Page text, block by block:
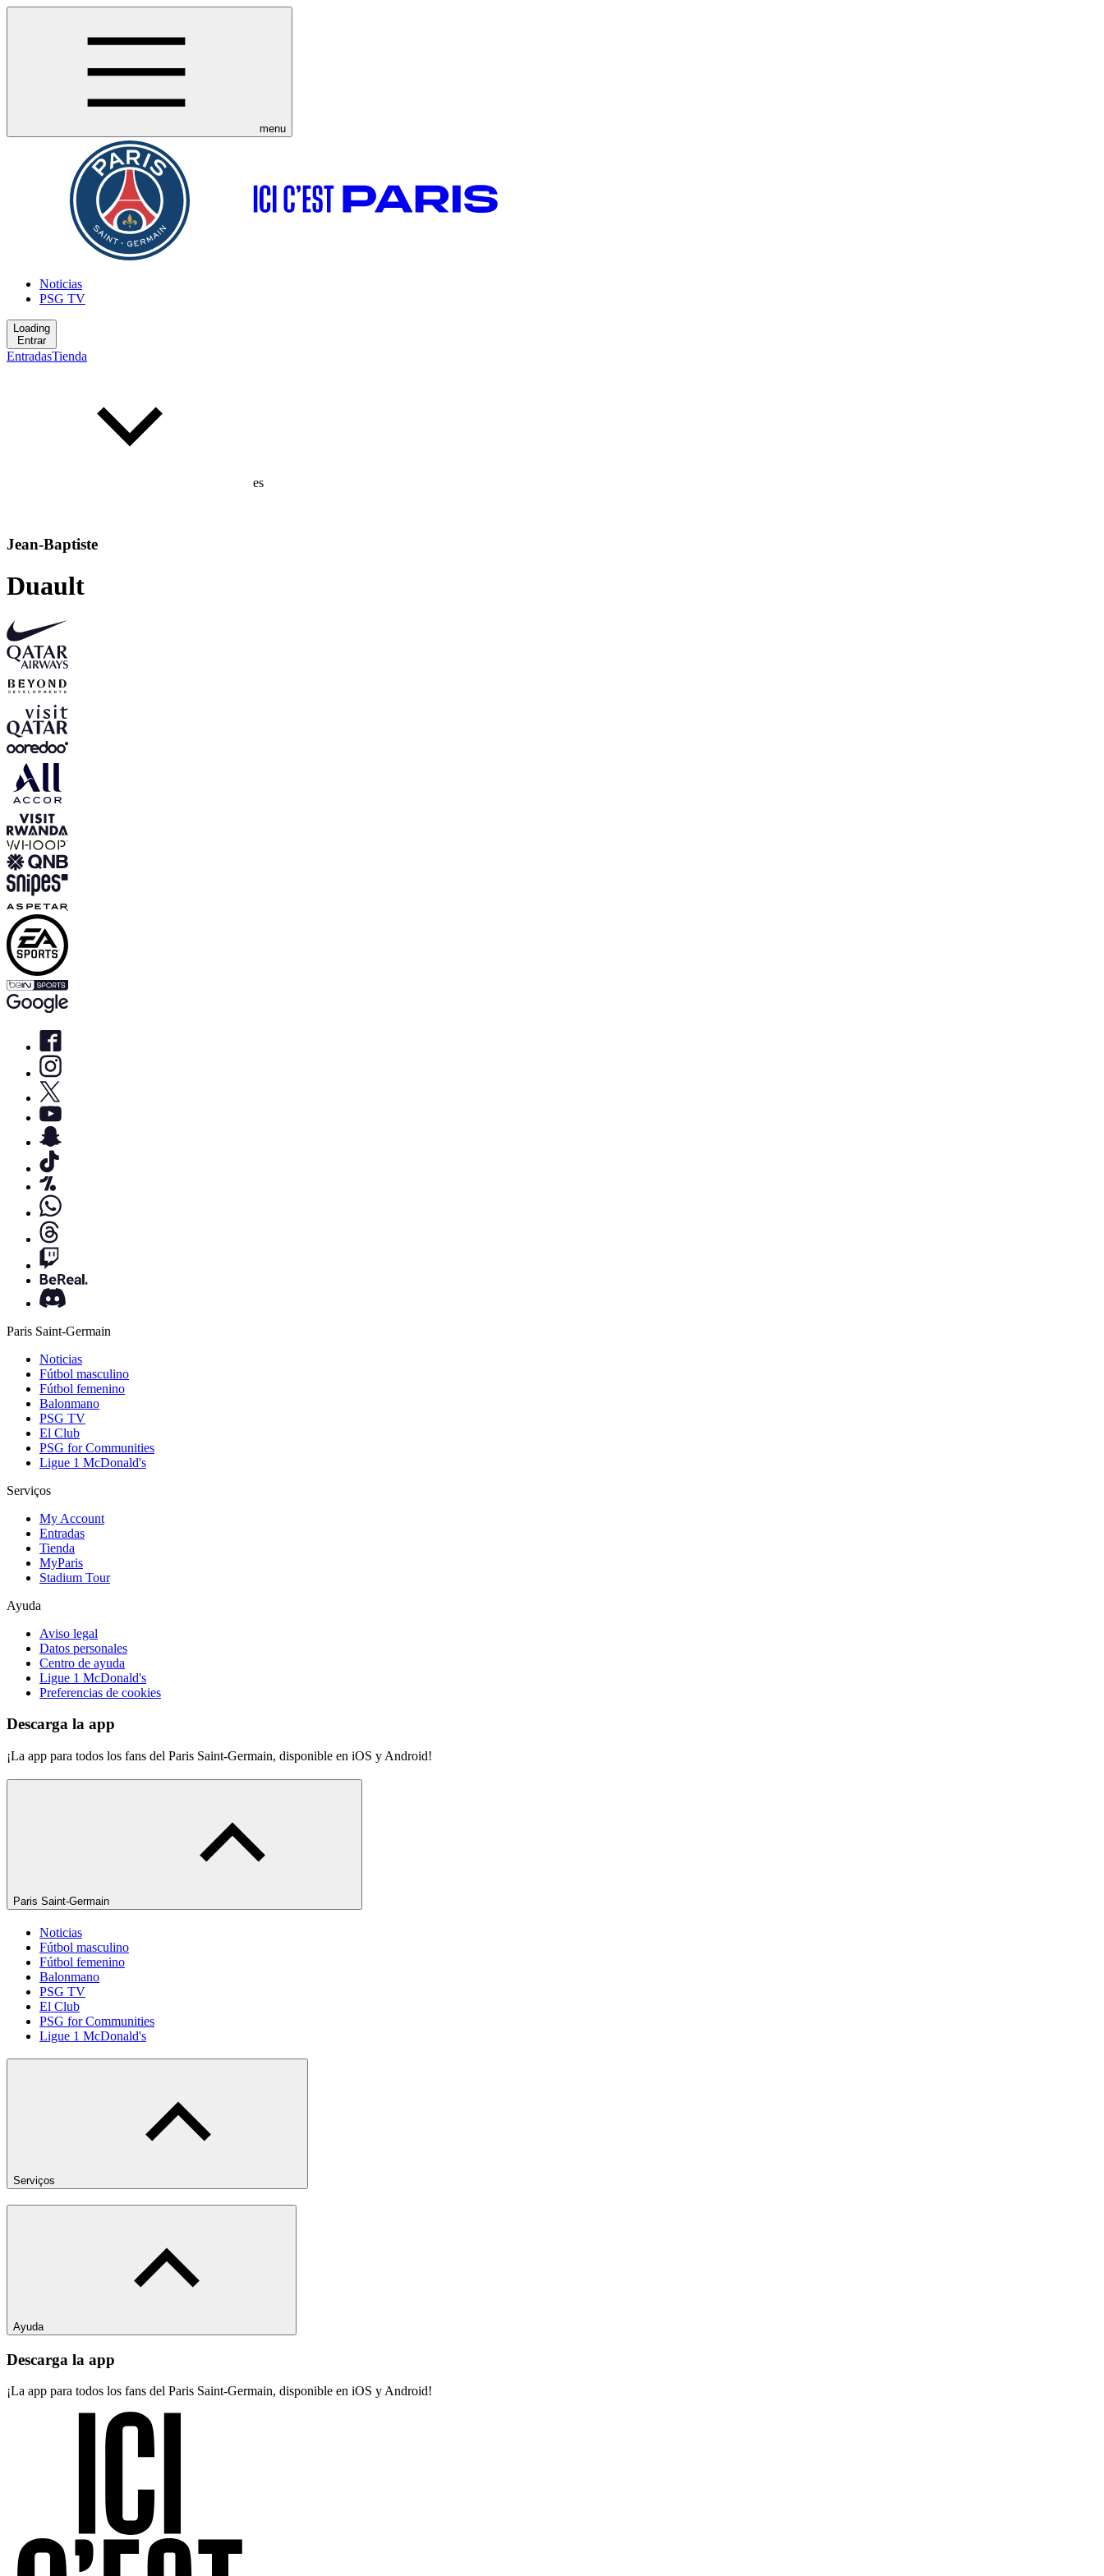
menu
Noticias
PSG TV
Loading
Entrar
EntradasTienda
es
Jean-Baptiste
Duault
Paris Saint-Germain
Noticias
Fútbol masculino
Fútbol femenino
Balonmano
PSG TV
El Club
PSG for Communities
Ligue 1 McDonald's
Serviços
My Account
Entradas
Tienda
MyParis
Stadium Tour
Ayuda
Aviso legal
Datos personales
Centro de ayuda
Ligue 1 McDonald's
Preferencias de cookies
Descarga la app
¡La app para todos los fans del Paris Saint-Germain, disponible en iOS y Android!
Paris Saint-Germain
Noticias
Fútbol masculino
Fútbol femenino
Balonmano
PSG TV
El Club
PSG for Communities
Ligue 1 McDonald's
Serviços
Ayuda
Descarga la app
¡La app para todos los fans del Paris Saint-Germain, disponible en iOS y Android!